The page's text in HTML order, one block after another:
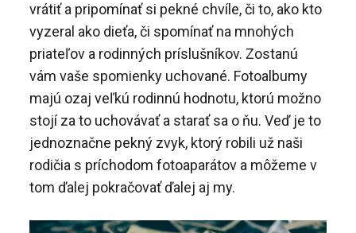
vrátiť a pripomínať si pekné chvíle, či to, ako kto
vyzeral ako dieťa, či spomínať na mnohých
priateľov a rodinných príslušníkov. Zostanú
vám vaše spomienky uchované. Fotoalbumy
majú ozaj veľkú rodinnú hodnotu, ktorú možno
stojí za to uchovávať a starať sa o ňu. Veď je to
jednoznačne pekný zvyk, ktorý robili už naši
rodičia s príchodom fotoaparátov a môžeme v
tom ďalej pokračovať ďalej aj my.